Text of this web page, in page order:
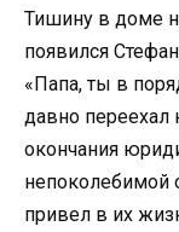
Тишину в доме
появился
«Папа, ты в
давно переехал
окончания
непоколебимой
привел в их